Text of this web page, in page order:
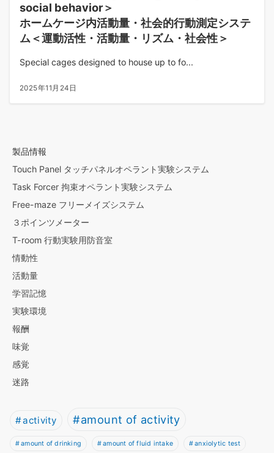
social behavior＞
ホームケージ内活動量・社会的行動測定システ
ム＜運動活性・活動量・リズム・社会性＞
Special cages designed to house up to fo...
2025年11月24日
製品情報
Touch Panel タッチパネルオペラント実験システム
Task Forcer 拘束オペラント実験システム
Free-maze フリーメイズシステム
３ポインツメーター
T-room 行動実験用防音室
情動性
活動量
学習記憶
実験環境
報酬
味覚
感覚
迷路
activity amount of activity
amount of drinking amount of fluid intake anxiolytic test